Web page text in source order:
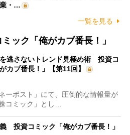
業・…
一覧を見る
ック「俺がカブ番長！」
を逃さないトレンド見極め術 投資コ
カブ番長！」【第11回】
ーポスト」にて、圧倒的な情報量が
コミック」とし…
投資コミック「俺がカブ番長！」